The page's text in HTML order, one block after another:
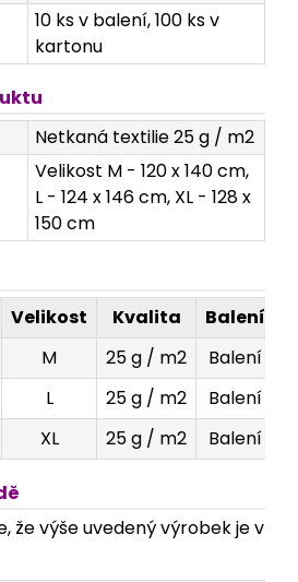
10 ks v balení, 100 ks v
kartonu
Netkaná textilie 25 g / m2
Velikost M - 120 x 140 cm,
L - 124 x 146 cm, XL - 128 x
150 cm
Velikost Kvalita Balení
M 25 g / m2 Balení
L 25 g / m2 Balení
XL 25 g / m2 Balení
že výše uvedený výrobek je v